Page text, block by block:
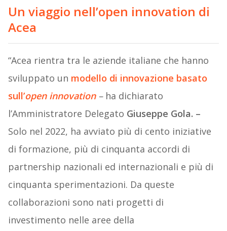
Un viaggio nell’open innovation di
Acea
“Acea rientra tra le aziende italiane che hanno
sviluppato un modello di innovazione basato
sull’open innovation–ha dichiarato
l’Amministratore Delegato Giuseppe Gola. –
Solo nel 2022, ha avviato più di cento iniziative
di formazione, più di cinquanta accordi di
partnership nazionali ed internazionali e più di
cinquanta sperimentazioni. Da queste
collaborazioni sono nati progetti di
investimento nelle aree della